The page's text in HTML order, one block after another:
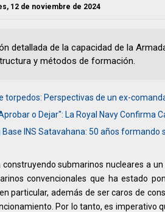
12 de noviembre de 2024
detallada de la capacidad de la
y métodos de formación.
torpedos: Perspectivas de un ex-
o Dejar": La Royal Navy Confirma
Base INS Satavahana: 50 años formando
construyendo submarinos nucleares a
convencionales que ha estado
particular, además de ser caros de
Por lo tanto, es imperativo